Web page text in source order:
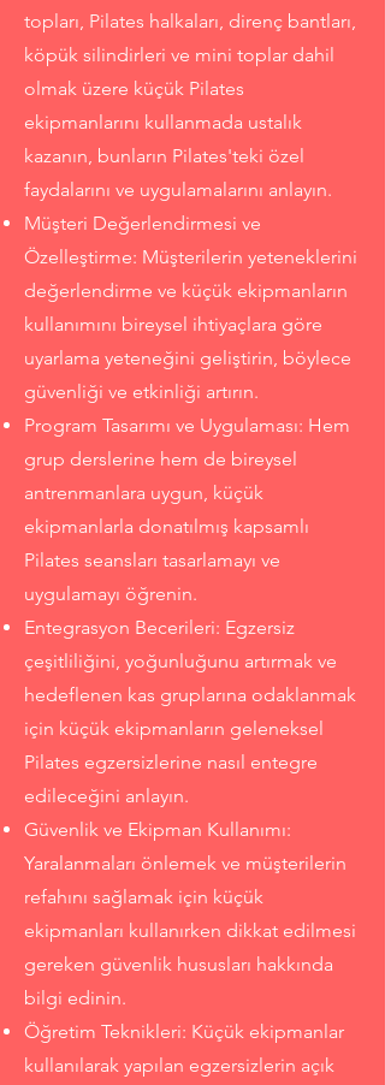
topları, Pilates halkaları, direnç bantları,
köpük silindirleri ve mini toplar dahil
olmak üzere küçük Pilates
ekipmanlarını kullanmada ustalık
kazanın, bunların Pilates'teki özel
faydalarını ve uygulamalarını anlayın.
Müşteri Değerlendirmesi ve
Özelleştirme: Müşterilerin yeteneklerini
değerlendirme ve küçük ekipmanların
kullanımını bireysel ihtiyaçlara göre
uyarlama yeteneğini geliştirin, böylece
güvenliği ve etkinliği artırın.
Program Tasarımı ve Uygulaması: Hem
grup derslerine hem de bireysel
antrenmanlara uygun, küçük
ekipmanlarla donatılmış kapsamlı
Pilates seansları tasarlamayı ve
uygulamayı öğrenin.
Entegrasyon Becerileri: Egzersiz
çeşitliliğini, yoğunluğunu artırmak ve
hedeflenen kas gruplarına odaklanmak
için küçük ekipmanların geleneksel
Pilates egzersizlerine nasıl entegre
edileceğini anlayın.
Güvenlik ve Ekipman Kullanımı:
Yaralanmaları önlemek ve müşterilerin
refahını sağlamak için küçük
ekipmanları kullanırken dikkat edilmesi
gereken güvenlik hususları hakkında
bilgi edinin.
Öğretim Teknikleri: Küçük ekipmanlar
kullanılarak yapılan egzersizlerin açık